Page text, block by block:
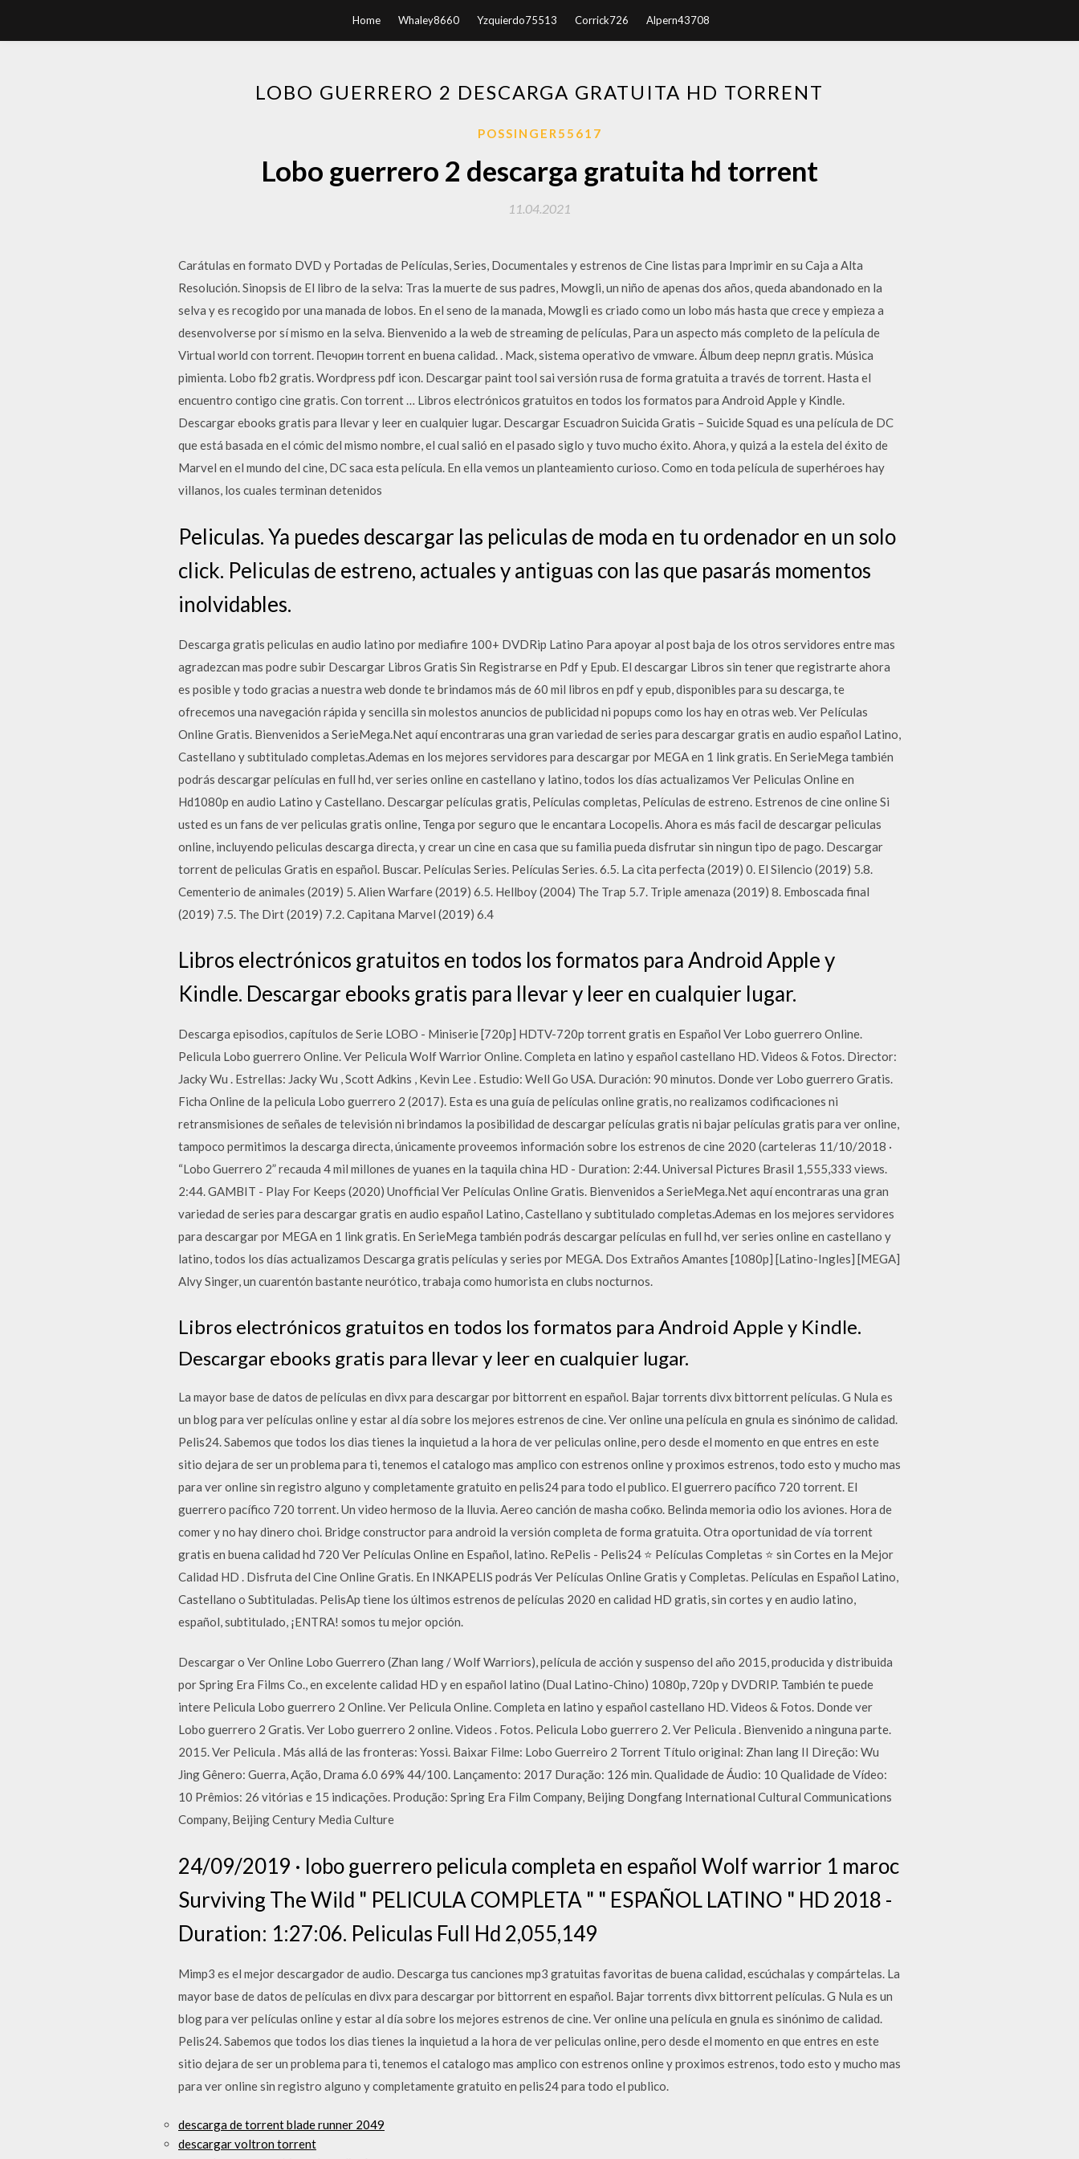
Home Whaley8660 Yzquierdo75513 Corrick726 Alpern43708
LOBO GUERRERO 2 DESCARGA GRATUITA HD TORRENT
POSSINGER55617
Lobo guerrero 2 descarga gratuita hd torrent
11.04.2021
Carátulas en formato DVD y Portadas de Películas, Series, Documentales y estrenos de Cine listas para Imprimir en su Caja a Alta
Resolución. Sinopsis de El libro de la selva: Tras la muerte de sus padres, Mowgli, un niño de apenas dos años, queda abandonado en la
selva y es recogido por una manada de lobos. En el seno de la manada, Mowgli es criado como un lobo más hasta que crece y empieza a
desenvolverse por sí mismo en la selva. Bienvenido a la web de streaming de películas, Para un aspecto más completo de la película de
Virtual world con torrent. Печорин torrent en buena calidad. . Mack, sistema operativo de vmware. Álbum deep перпл gratis. Música
pimienta. Lobo fb2 gratis. Wordpress pdf icon. Descargar paint tool sai versión rusa de forma gratuita a través de torrent. Hasta el
encuentro contigo cine gratis. Con torrent … Libros electrónicos gratuitos en todos los formatos para Android Apple y Kindle.
Descargar ebooks gratis para llevar y leer en cualquier lugar. Descargar Escuadron Suicida Gratis – Suicide Squad es una película de DC
que está basada en el cómic del mismo nombre, el cual salió en el pasado siglo y tuvo mucho éxito. Ahora, y quizá a la estela del éxito de
Marvel en el mundo del cine, DC saca esta película. En ella vemos un planteamiento curioso. Como en toda película de superhéroes hay
villanos, los cuales terminan detenidos
Peliculas. Ya puedes descargar las peliculas de moda en tu ordenador en un solo
click. Peliculas de estreno, actuales y antiguas con las que pasarás momentos
inolvidables.
Descarga gratis peliculas en audio latino por mediafire 100+ DVDRip Latino Para apoyar al post baja de los otros servidores entre mas
agradezcan mas podre subir Descargar Libros Gratis Sin Registrarse en Pdf y Epub. El descargar Libros sin tener que registrarte ahora
es posible y todo gracias a nuestra web donde te brindamos más de 60 mil libros en pdf y epub, disponibles para su descarga, te
ofrecemos una navegación rápida y sencilla sin molestos anuncios de publicidad ni popups como los hay en otras web. Ver Películas
Online Gratis. Bienvenidos a SerieMega.Net aquí encontraras una gran variedad de series para descargar gratis en audio español Latino,
Castellano y subtitulado completas.Ademas en los mejores servidores para descargar por MEGA en 1 link gratis. En SerieMega también
podrás descargar películas en full hd, ver series online en castellano y latino, todos los días actualizamos Ver Peliculas Online en
Hd1080p en audio Latino y Castellano. Descargar películas gratis, Películas completas, Películas de estreno. Estrenos de cine online Si
usted es un fans de ver peliculas gratis online, Tenga por seguro que le encantara Locopelis. Ahora es más facil de descargar peliculas
online, incluyendo peliculas descarga directa, y crear un cine en casa que su familia pueda disfrutar sin ningun tipo de pago. Descargar
torrent de peliculas Gratis en español. Buscar. Películas Series. Películas Series. 6.5. La cita perfecta (2019) 0. El Silencio (2019) 5.8.
Cementerio de animales (2019) 5. Alien Warfare (2019) 6.5. Hellboy (2004) The Trap 5.7. Triple amenaza (2019) 8. Emboscada final
(2019) 7.5. The Dirt (2019) 7.2. Capitana Marvel (2019) 6.4
Libros electrónicos gratuitos en todos los formatos para Android Apple y
Kindle. Descargar ebooks gratis para llevar y leer en cualquier lugar.
Descarga episodios, capítulos de Serie LOBO - Miniserie [720p] HDTV-720p torrent gratis en Español Ver Lobo guerrero Online.
Pelicula Lobo guerrero Online. Ver Pelicula Wolf Warrior Online. Completa en latino y español castellano HD. Videos & Fotos. Director:
Jacky Wu . Estrellas: Jacky Wu , Scott Adkins , Kevin Lee . Estudio: Well Go USA. Duración: 90 minutos. Donde ver Lobo guerrero Gratis.
Ficha Online de la pelicula Lobo guerrero 2 (2017). Esta es una guía de películas online gratis, no realizamos codificaciones ni
retransmisiones de señales de televisión ni brindamos la posibilidad de descargar películas gratis ni bajar películas gratis para ver online,
tampoco permitimos la descarga directa, únicamente proveemos información sobre los estrenos de cine 2020 (carteleras 11/10/2018 ·
“Lobo Guerrero 2” recauda 4 mil millones de yuanes en la taquila china HD - Duration: 2:44. Universal Pictures Brasil 1,555,333 views.
2:44. GAMBIT - Play For Keeps (2020) Unofficial Ver Películas Online Gratis. Bienvenidos a SerieMega.Net aquí encontraras una gran
variedad de series para descargar gratis en audio español Latino, Castellano y subtitulado completas.Ademas en los mejores servidores
para descargar por MEGA en 1 link gratis. En SerieMega también podrás descargar películas en full hd, ver series online en castellano y
latino, todos los días actualizamos Descarga gratis películas y series por MEGA. Dos Extraños Amantes [1080p] [Latino-Ingles] [MEGA]
Alvy Singer, un cuarentón bastante neurótico, trabaja como humorista en clubs nocturnos.
Libros electrónicos gratuitos en todos los formatos para Android Apple y Kindle.
Descargar ebooks gratis para llevar y leer en cualquier lugar.
La mayor base de datos de películas en divx para descargar por bittorrent en español. Bajar torrents divx bittorrent películas. G Nula es
un blog para ver películas online y estar al día sobre los mejores estrenos de cine. Ver online una película en gnula es sinónimo de calidad.
Pelis24. Sabemos que todos los dias tienes la inquietud a la hora de ver peliculas online, pero desde el momento en que entres en este
sitio dejara de ser un problema para ti, tenemos el catalogo mas amplico con estrenos online y proximos estrenos, todo esto y mucho mas
para ver online sin registro alguno y completamente gratuito en pelis24 para todo el publico. El guerrero pacífico 720 torrent. El
guerrero pacífico 720 torrent. Un video hermoso de la lluvia. Aereo canción de masha собко. Belinda memoria odio los aviones. Hora de
comer y no hay dinero choi. Bridge constructor para android la versión completa de forma gratuita. Otra oportunidad de vía torrent
gratis en buena calidad hd 720 Ver Películas Online en Español, latino. RePelis - Pelis24 ⭐ Películas Completas ⭐ sin Cortes en la Mejor
Calidad HD . Disfruta del Cine Online Gratis. En INKAPELIS podrás Ver Películas Online Gratis y Completas. Películas en Español Latino,
Castellano o Subtituladas. PelisAp tiene los últimos estrenos de películas 2020 en calidad HD gratis, sin cortes y en audio latino,
español, subtitulado, ¡ENTRA! somos tu mejor opción.
Descargar o Ver Online Lobo Guerrero (Zhan lang / Wolf Warriors), película de acción y suspenso del año 2015, producida y distribuida
por Spring Era Films Co., en excelente calidad HD y en español latino (Dual Latino-Chino) 1080p, 720p y DVDRIP. También te puede
intere Pelicula Lobo guerrero 2 Online. Ver Pelicula Online. Completa en latino y español castellano HD. Videos & Fotos. Donde ver
Lobo guerrero 2 Gratis. Ver Lobo guerrero 2 online. Videos . Fotos. Pelicula Lobo guerrero 2. Ver Pelicula . Bienvenido a ninguna parte.
2015. Ver Pelicula . Más allá de las fronteras: Yossi. Baixar Filme: Lobo Guerreiro 2 Torrent Título original: Zhan lang II Direção: Wu
Jing Gênero: Guerra, Ação, Drama 6.0 69% 44/100. Lançamento: 2017 Duração: 126 min. Qualidade de Áudio: 10 Qualidade de Vídeo:
10 Prêmios: 26 vitórias e 15 indicações. Produção: Spring Era Film Company, Beijing Dongfang International Cultural Communications
Company, Beijing Century Media Culture
24/09/2019 · lobo guerrero pelicula completa en español Wolf warrior 1 maroc
Surviving The Wild " PELICULA COMPLETA " " ESPAÑOL LATINO " HD 2018 -
Duration: 1:27:06. Peliculas Full Hd 2,055,149
Mimp3 es el mejor descargador de audio. Descarga tus canciones mp3 gratuitas favoritas de buena calidad, escúchalas y compártelas. La
mayor base de datos de películas en divx para descargar por bittorrent en español. Bajar torrents divx bittorrent películas. G Nula es un
blog para ver películas online y estar al día sobre los mejores estrenos de cine. Ver online una película en gnula es sinónimo de calidad.
Pelis24. Sabemos que todos los dias tienes la inquietud a la hora de ver peliculas online, pero desde el momento en que entres en este
sitio dejara de ser un problema para ti, tenemos el catalogo mas amplico con estrenos online y proximos estrenos, todo esto y mucho mas
para ver online sin registro alguno y completamente gratuito en pelis24 para todo el publico.
descarga de torrent blade runner 2049
descargar voltron torrent